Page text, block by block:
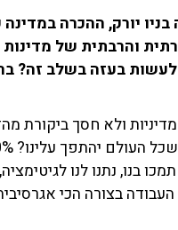
יורק, ההכרה
והרבתית של
בעזה בשלב זה?
ולא חסך ביקורת
אחרי ה-7 באוקטובר, תמכו בנו,
בצורה הכי